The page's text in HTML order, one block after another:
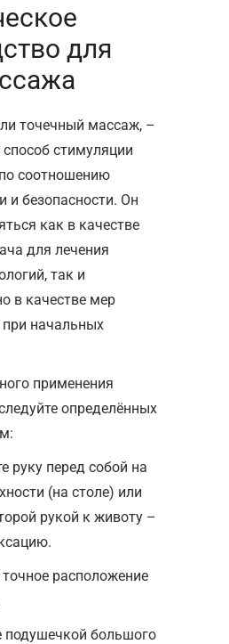
для
точечный массаж, –
стимуляции
соотношению
и безопасности. Он
как в качестве
для лечения
так и
в качестве мер
начальных
применения
определённых
руку перед собой на
(на столе) или
рукой к животу –
расположение
подушечкой большого